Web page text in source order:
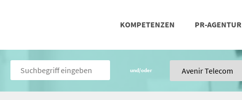
KOMPETENZEN PR-AGENTUR
und/oder